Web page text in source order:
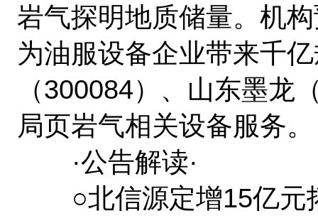
岩气探明地质储量。机
为油服设备企业带来千
（300084）、山东墨龙
局页岩气相关设备服务。
·公告解读·
○北信源定增15亿元